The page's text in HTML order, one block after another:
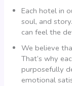
Each hotel in
soul, and
can feel the
We believe
That’s why
purposefully
emotional